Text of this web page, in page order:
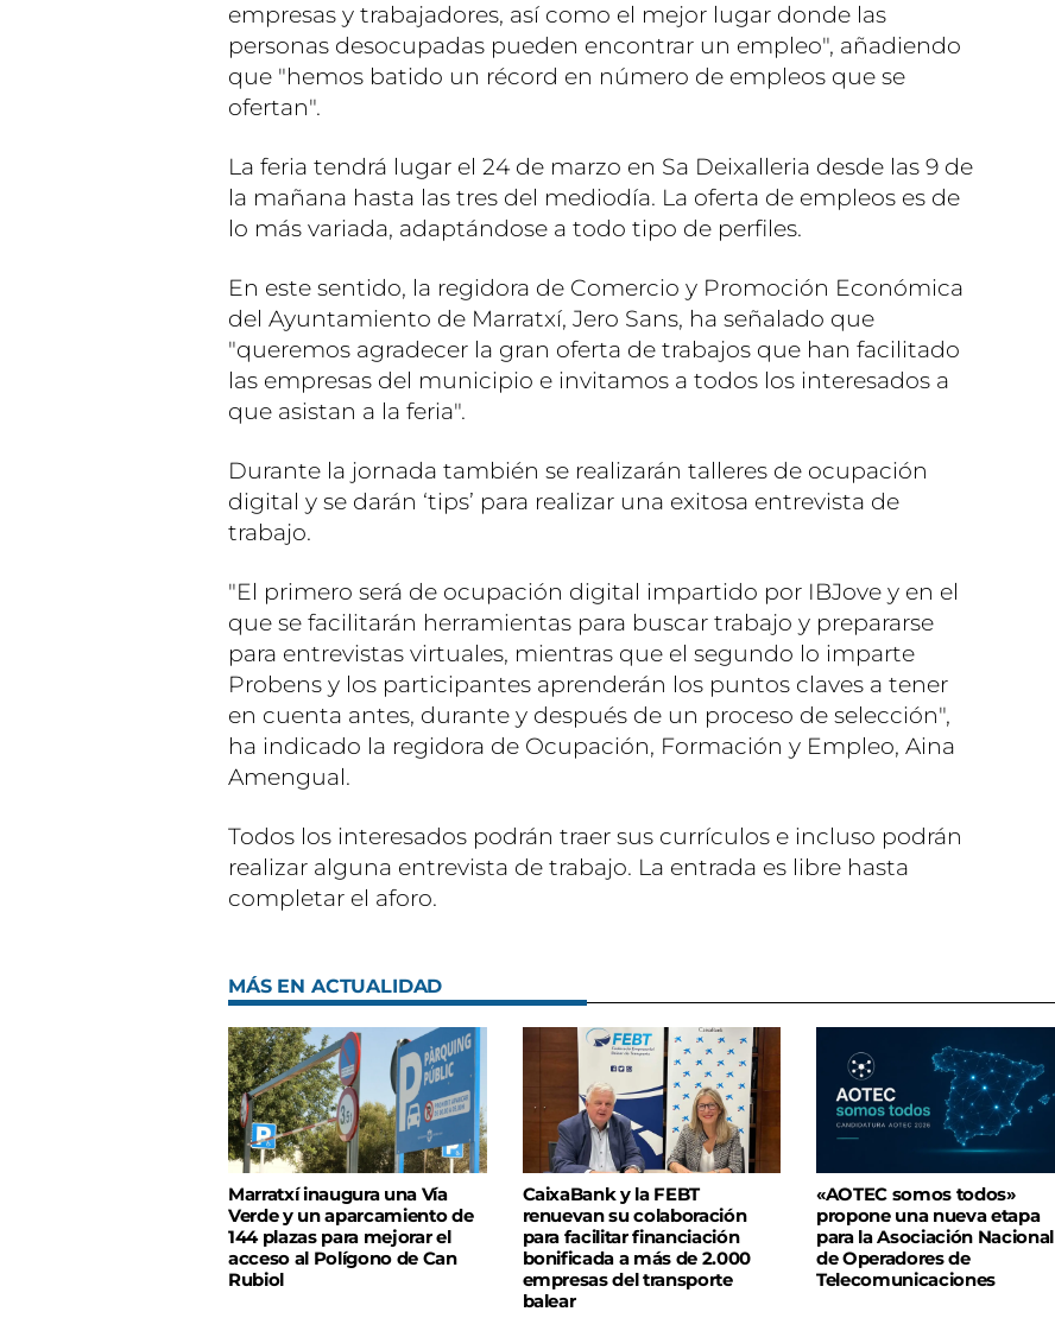
empresas y trabajadores, así como el mejor lugar donde las
personas desocupadas pueden encontrar un empleo", añadiendo
que "hemos batido un récord en número de empleos que se
ofertan".
La feria tendrá lugar el 24 de marzo en Sa Deixalleria desde las 9 de
la mañana hasta las tres del mediodía. La oferta de empleos es de
lo más variada, adaptándose a todo tipo de perfiles.
En este sentido, la regidora de Comercio y Promoción Económica
del Ayuntamiento de Marratxí, Jero Sans, ha señalado que
"queremos agradecer la gran oferta de trabajos que han facilitado
las empresas del municipio e invitamos a todos los interesados a
que asistan a la feria".
Durante la jornada también se realizarán talleres de ocupación
digital y se darán ‘tips’ para realizar una exitosa entrevista de
trabajo.
"El primero será de ocupación digital impartido por IBJove y en el
que se facilitarán herramientas para buscar trabajo y prepararse
para entrevistas virtuales, mientras que el segundo lo imparte
Probens y los participantes aprenderán los puntos claves a tener
en cuenta antes, durante y después de un proceso de selección",
ha indicado la regidora de Ocupación, Formación y Empleo, Aina
Amengual.
Todos los interesados podrán traer sus currículos e incluso podrán
realizar alguna entrevista de trabajo. La entrada es libre hasta
completar el aforo.
MÁS EN ACTUALIDAD
Marratxí inaugura una Vía
Verde y un aparcamiento de
144 plazas para mejorar el
acceso al Polígono de Can
Rubiol
CaixaBank y la FEBT
renuevan su colaboración
para facilitar financiación
bonificada a más de 2.000
empresas del transporte
balear
«AOTEC somos todos»
propone una nueva etapa
para la Asociación Nacional
de Operadores de
Telecomunicaciones